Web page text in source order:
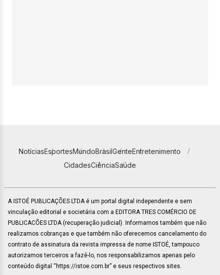
NotíciasEsportesMundoBrasilGenteEntretenimento
CidadesCiênciaSaúde
A ISTOÉ PUBLICAÇÕES LTDA é um portal digital independente e sem
vinculação editorial e societária com a EDITORA TRES COMÉRCIO DE
PUBLICACÕES LTDA (recuperação judicial). Informamos também que não
realizamos cobranças e que também não oferecemos cancelamento do
contrato de assinatura da revista impressa de nome ISTOÉ, tampouco
autorizamos terceiros a fazê-lo, nos responsabilizamos apenas pelo
conteúdo digital “https://istoe.com.br” e seus respectivos sites.